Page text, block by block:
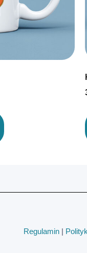
Regulamin |